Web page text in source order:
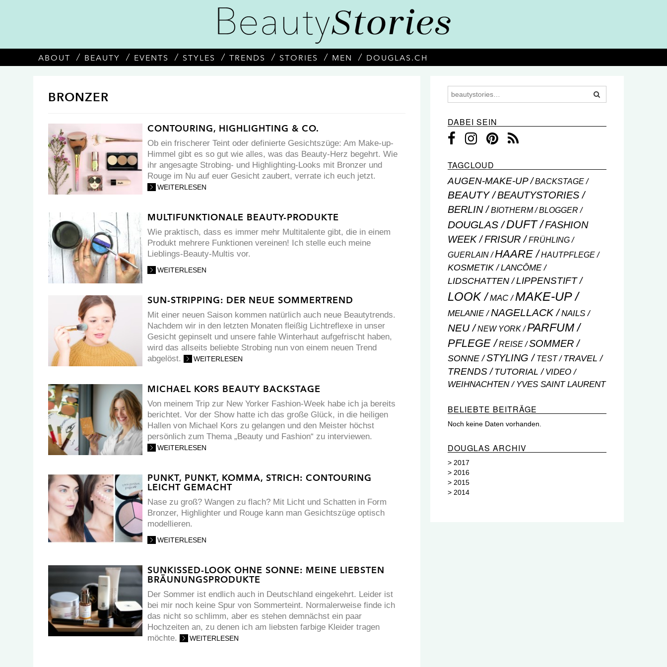
ABOUT BEAUTY EVENTS STYLES TRENDS STORIES MEN DOUGLAS.CH
BRONZER
CONTOURING, HIGHLIGHTING & CO.
Ob ein frischerer Teint oder definierte Gesichtszüge: Am Make-up-
Himmel gibt es so gut wie alles, was das Beauty-Herz begehrt. Wie
ihr angesagte Strobing- und Highlighting-Looks mit Bronzer und
Rouge im Nu auf euer Gesicht zaubert, verrate ich euch jetzt.
WEITERLESEN
MULTIFUNKTIONALE BEAUTY-PRODUKTE
Wie praktisch, dass es immer mehr Multitalente gibt, die in einem
Produkt mehrere Funktionen vereinen! Ich stelle euch meine
Lieblings-Beauty-Multis vor.
WEITERLESEN
SUN-STRIPPING: DER NEUE SOMMERTREND
Mit einer neuen Saison kommen natürlich auch neue Beautytrends.
Nachdem wir in den letzten Monaten fleißig Lichtreflexe in unser
Gesicht gepinselt und unsere fahle Winterhaut aufgefrischt haben,
wird das allseits beliebte Strobing nun von einem neuen Trend
abgelöst.
WEITERLESEN
MICHAEL KORS BEAUTY BACKSTAGE
Von meinem Trip zur New Yorker Fashion-Week habe ich ja bereits
berichtet. Vor der Show hatte ich das große Glück, in die heiligen
Hallen von Michael Kors zu gelangen und den Meister höchst
persönlich zum Thema „Beauty und Fashion“ zu interviewen.
WEITERLESEN
PUNKT, PUNKT, KOMMA, STRICH: CONTOURING
LEICHT GEMACHT
Nase zu groß? Wangen zu flach? Mit Licht und Schatten in Form
Bronzer, Highlighter und Rouge kann man Gesichtszüge optisch
modellieren.
WEITERLESEN
SUNKISSED-LOOK OHNE SONNE: MEINE LIEBSTEN
BRÄUNUNGSPRODUKTE
Der Sommer ist endlich auch in Deutschland eingekehrt. Leider ist
bei mir noch keine Spur von Sommerteint. Normalerweise finde ich
das nicht so schlimm, aber es stehen demnächst ein paar
Hochzeiten an, zu denen ich am liebsten farbige Kleider tragen
möchte.
WEITERLESEN
DABEI SEIN
TAGCLOUD
AUGEN-MAKE-UP BACKSTAGE
BEAUTY
BEAUTYSTORIES
BERLIN
BIOTHERM BLOGGER
DOUGLAS DUFT
FASHION
WEEK
FRISUR FRÜHLING
GUERLAIN HAARE HAUTPFLEGE
KOSMETIK
LANCÔME
LIDSCHATTEN
LIPPENSTIFT
LOOK MAC MAKE-UP
MELANIE NAGELLACK NAILS
NEU NEW YORK PARFUM
PFLEGE REISE SOMMER
SONNE STYLING TEST TRAVEL
TRENDS TUTORIAL VIDEO
WEIHNACHTEN YVES SAINT LAURENT
BELIEBTE BEITRÄGE
Noch keine Daten vorhanden.
DOUGLAS ARCHIV
> 2017
> 2016
> 2015
> 2014